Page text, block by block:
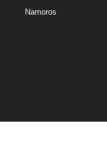
Namoros